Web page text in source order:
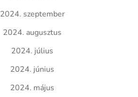
2024. szeptember
2024. augusztus
2024. július
2024. június
2024. május